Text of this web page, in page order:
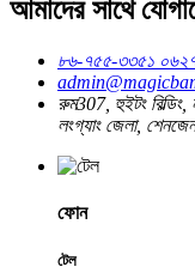
আমাদের সাথে
৮৬-৭৫৫-৩৩৫১
রুম307, হুইটং বিল্ডিং,
লংগ্যাং জেলা, শেনজেন
ফোন
টেল